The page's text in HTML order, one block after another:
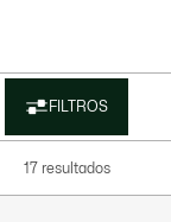
FILTROS
17 resultados